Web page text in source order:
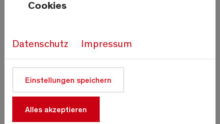
Stand: 30.07.2026 07:50
Cookies
Datenschutz Impressum
Einstellungen speichern
Alles akzeptieren